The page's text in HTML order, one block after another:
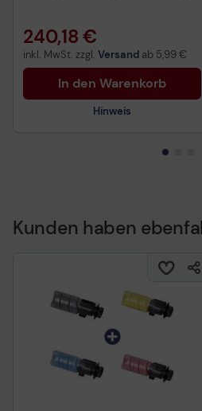
240,18 €
inkl. MwSt. zzgl. Versand ab 5,99 €
In den Warenkorb
Hinweis
Kunden haben